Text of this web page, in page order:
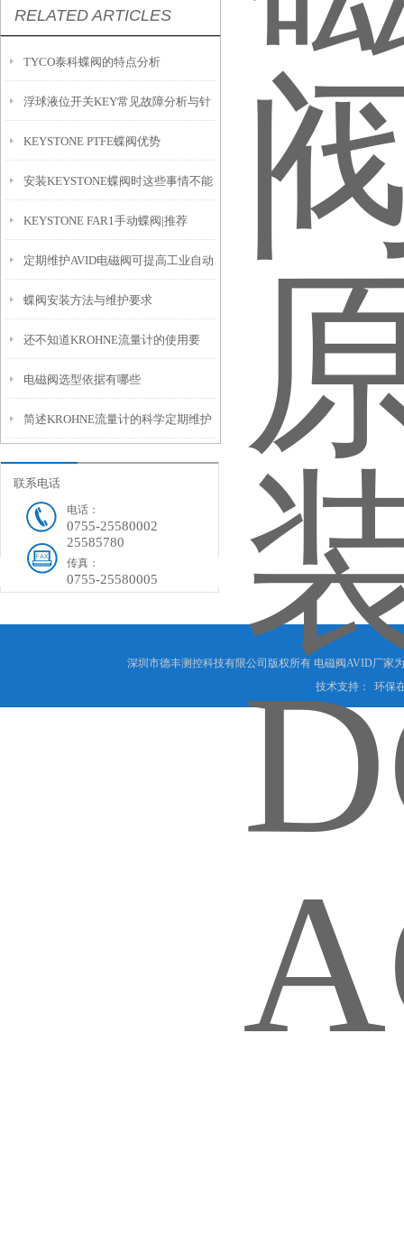
RELATED ARTICLES
TYCO泰科蝶阀的特点分析
浮球液位开关KEY常见故障分析与针
对性解决方法分享
KEYSTONE PTFE蝶阀优势
安装KEYSTONE蝶阀时这些事情不能
做！
KEYSTONE FAR1手动蝶阀|推荐
定期维护AVID电磁阀可提高工业自动
化系统的稳定性
蝶阀安装方法与维护要求
还不知道KROHNE流量计的使用要
点？进来看
电磁阀选型依据有哪些
简述KROHNE流量计的科学定期维护
保养方法
联系电话
电话：
0755-25580002
25585780
传真：
0755-25580005
深圳市德丰测控科技有限公司版权所有 电磁阀AVID厂
技术支持：
环保